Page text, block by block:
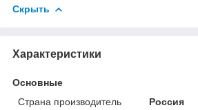
Скрыть
Характеристики
Основные
Страна производитель
Россия